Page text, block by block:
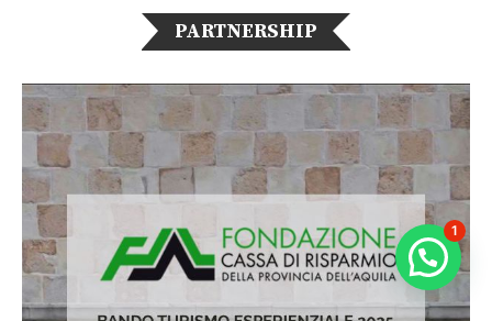
PARTNERSHIP
Chatta con noi per più info
1